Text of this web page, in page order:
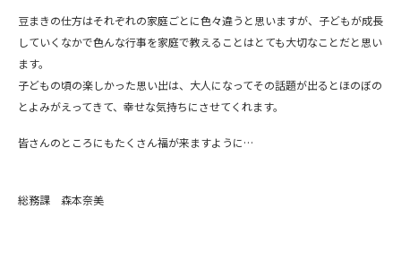
豆まきの仕方はそれぞれの家庭ごとに色々違うと思いますが、子どもが成長
していくなかで色んな行事を家庭で教えることはとても大切なことだと思い
ます。
子どもの頃の楽しかった思い出は、大人になってその話題が出るとほのぼの
とよみがえってきて、幸せな気持ちにさせてくれます。
皆さんのところにもたくさん福が来ますように…
総務課 森本奈美